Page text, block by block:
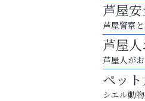
芦屋
芦屋警察
芦屋
芦屋人が
ペッ
シエル動